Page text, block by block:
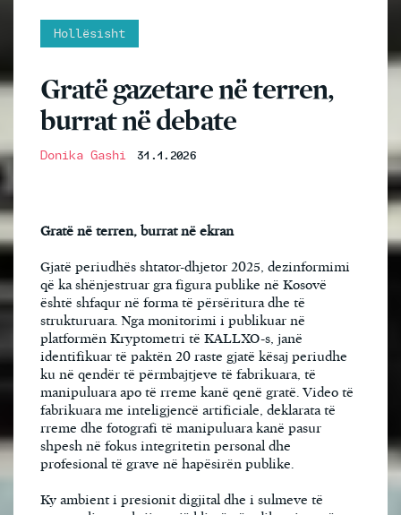
Hollësisht
Gratë gazetare në terren,
burrat në debate
Donika Gashi 31.1.2026
Gratë në terren, burrat në ekran
Gjatë periudhës shtator-dhjetor 2025, dezinformimi
që ka shënjestruar gra figura publike në Kosovë
është shfaqur në forma të përsëritura dhe të
strukturuara. Nga monitorimi i publikuar në
platformën Kryptometri të KALLXO-s, janë
identifikuar të paktën 20 raste gjatë kësaj periudhe
ku në qendër të përmbajtjeve të fabrikuara, të
manipuluara apo të rreme kanë qenë gratë. Video të
fabrikuara me inteligjencë artificiale, deklarata të
rreme dhe fotografi të manipuluara kanë pasur
shpesh në fokus integritetin personal dhe
profesional të grave në hapësirën publike.
Ky ambient i presionit digjital dhe i sulmeve të